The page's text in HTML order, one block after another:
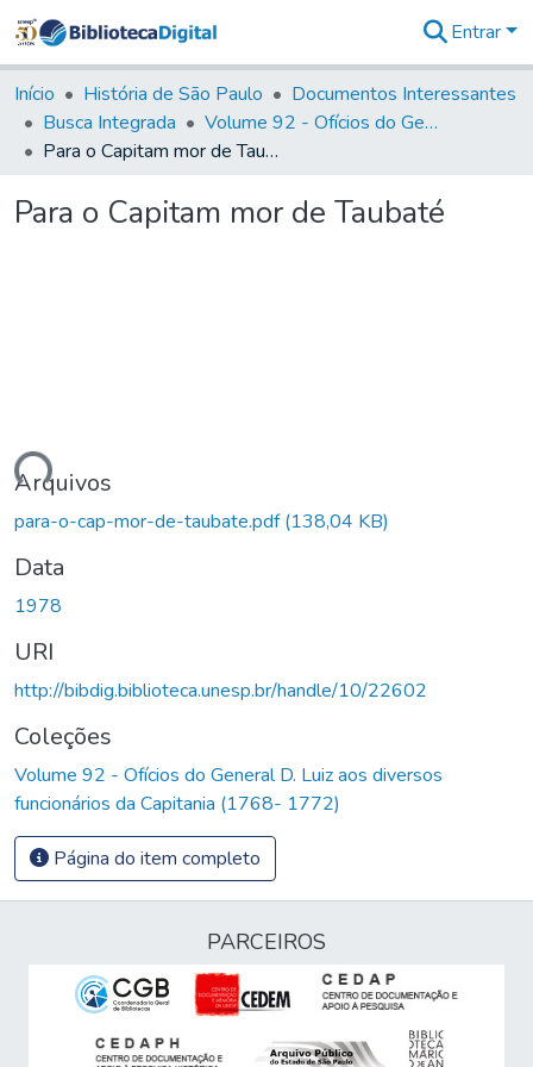
&
Coleções
Tudo na
Biblioteca
Estatísticas
Entrar
Início História de São Paulo
Documentos Interessantes
Busca Integrada
Volume 92 - Ofícios do General D. Luiz aos diversos funcionários da Capitania (1768- 1772)
Para o Capitam mor de Taubaté
Para o Capitam mor de Taubaté
Arquivos
para-o-cap-mor-de-taubate.pdf(138,04 KB)
Data
1978
URI
http://bibdig.biblioteca.unesp.br/handle/10/22602
Coleções
Volume 92 - Ofícios do General D. Luiz aos diversos
funcionários da Capitania (1768- 1772)
Página do item completo
PARCEIROS